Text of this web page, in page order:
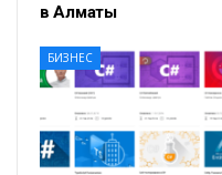
в Алматы
БИЗНЕС